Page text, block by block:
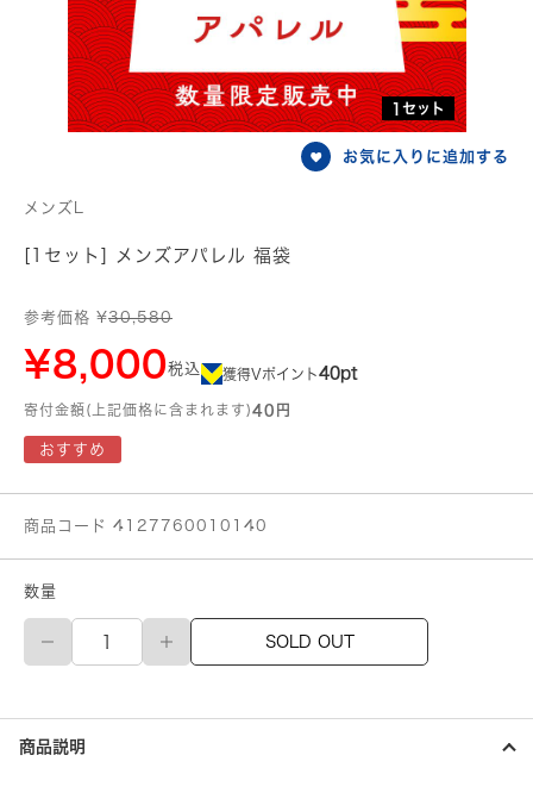
1セット
お気に入りに追加する
メンズL
[1セット] メンズアパレル 福袋
参考価格 ¥30,580
¥8,000税込 獲得Vポイント40pt
寄付金額(上記価格に含まれます)40円
おすすめ
商品コード 4127760010140
数量
メ
ズ
パ
レ
ル
SOLD OUT
商品説明